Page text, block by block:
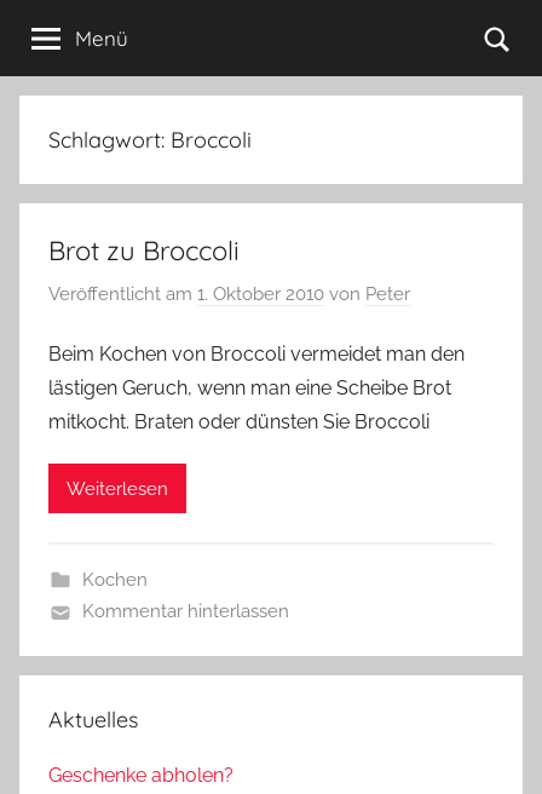
Menü
Schlagwort: Broccoli
Brot zu Broccoli
Veröffentlicht am 1. Oktober 2010 von Peter
Beim Kochen von Broccoli vermeidet man den
lästigen Geruch, wenn man eine Scheibe Brot
mitkocht. Braten oder dünsten Sie Broccoli
Weiterlesen
Kochen
Kommentar hinterlassen
Aktuelles
Geschenke abholen?